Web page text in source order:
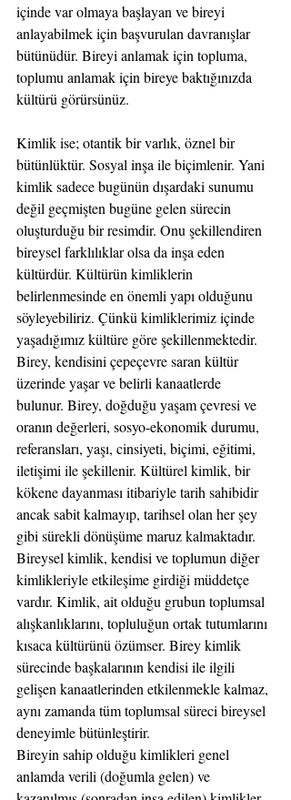
içinde var olmaya başlayan ve bireyi
anlayabilmek için başvurulan davranışlar
bütünüdür. Bireyi anlamak için topluma,
toplumu anlamak için bireye baktığınızda
kültürü görürsünüz.
Kimlik ise; otantik bir varlık, öznel bir
bütünlüktür. Sosyal inşa ile biçimlenir. Yani
kimlik sadece bugünün dışardaki sunumu
değil geçmişten bugüne gelen sürecin
oluşturduğu bir resimdir. Onu şekillendiren
bireysel farklılıklar olsa da inşa eden
kültürdür. Kültürün kimliklerin
belirlenmesinde en önemli yapı olduğunu
söyleyebiliriz. Çünkü kimliklerimiz içinde
yaşadığımız kültüre göre şekillenmektedir.
Birey, kendisini çepeçevre saran kültür
üzerinde yaşar ve belirli kanaatlerde
bulunur. Birey, doğduğu yaşam çevresi ve
oranın değerleri, sosyo-ekonomik durumu,
referansları, yaşı, cinsiyeti, biçimi, eğitimi,
iletişimi ile şekillenir. Kültürel kimlik, bir
kökene dayanması itibariyle tarih sahibidir
ancak sabit kalmayıp, tarihsel olan her şey
gibi sürekli dönüşüme maruz kalmaktadır.
Bireysel kimlik, kendisi ve toplumun diğer
kimlikleriyle etkileşime girdiği müddetçe
vardır. Kimlik, ait olduğu grubun toplumsal
alışkanlıklarını, topluluğun ortak tutumlarını
kısaca kültürünü özümser. Birey kimlik
sürecinde başkalarının kendisi ile ilgili
gelişen kanaatlerinden etkilenmekle kalmaz,
aynı zamanda tüm toplumsal süreci bireysel
deneyimle bütünleştirir.
Bireyin sahip olduğu kimlikleri genel
anlamda verili (doğumla gelen) ve